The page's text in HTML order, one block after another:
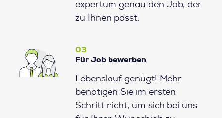
expertum genau den Job, der
zu Ihnen passt.
03
Für Job bewerben
Lebenslauf genügt! Mehr
benötigen Sie im ersten
Schritt nicht, um sich bei uns